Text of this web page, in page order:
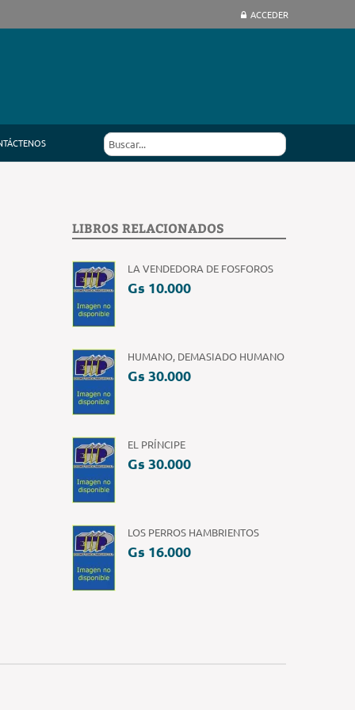
ACCEDER
LIBROS RELACIONADOS
LA VENDEDORA DE FOSFOROS
Gs 10.000
HUMANO, DEMASIADO HUMANO
Gs 30.000
EL PRÍNCIPE
Gs 30.000
LOS PERROS HAMBRIENTOS
Gs 16.000